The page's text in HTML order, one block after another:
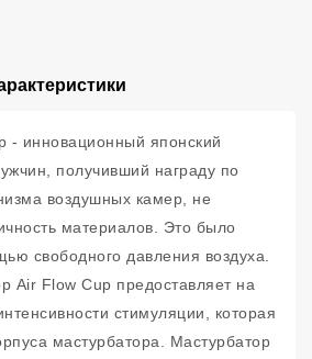
- инновационный японский
получивший награду по
воздушных камер, не
материалов. Это было
свободного давления воздуха.
Air Flow Cup предоставляет на
стимуляции, которая
мастурбатора. Мастурбатор